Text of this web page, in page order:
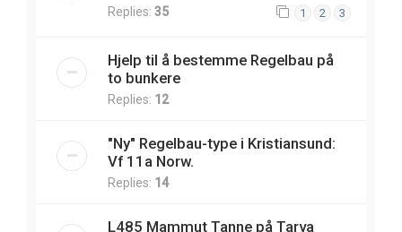
Replies: 35 1 2 3
Hjelp til å bestemme Regelbau på
to bunkere
Replies: 12
"Ny" Regelbau-type i Kristiansund:
Vf 11a Norw.
Replies: 14
L485 Mammut Tanne på Tarva